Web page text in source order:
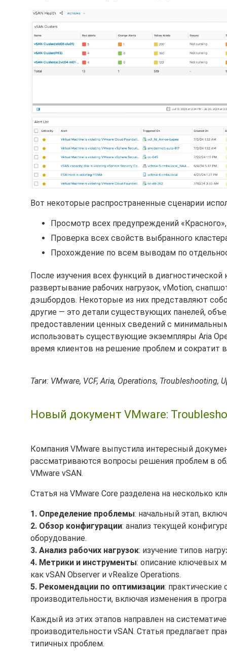
Вот некоторые распространенные сценарии
Просмотр всех предупреждений
Проверка всех свойств выбранного
Прохождение по всем выводам по
После изучения всех функций в
развертывание рабочих нагрузок, vMotion,
дэшбордов. Некоторые из них представляют
другие — это детали существующих панелей,
предоставлении ценных сведений с
использовать существующие экземпляры Aria
время клиентов на решение проблем и сократит
Таги: VMware, VCF, Aria, Operations, Troubleshooting,
Новый документ VMware:
Компания VMware выпустила интересный
рассматриваются вопросы решения проблем в
VMware vSAN.
Статья на VMware Core разделена на несколько
1. Определение проблемы: начальный этап,
2. Обзор конфигурации: анализ текущей
оборудование.
3. Анализ рабочих нагрузок: изучение типов
4. Метрики и инструменты: описание ключевых
как vSAN Observer и vRealize Operations.
5. Рекомендации по оптимизации:
производительности, включая изменения в
Каждый из этих этапов направлен на
производительности vSAN. Статья предлагает
типичных проблем.